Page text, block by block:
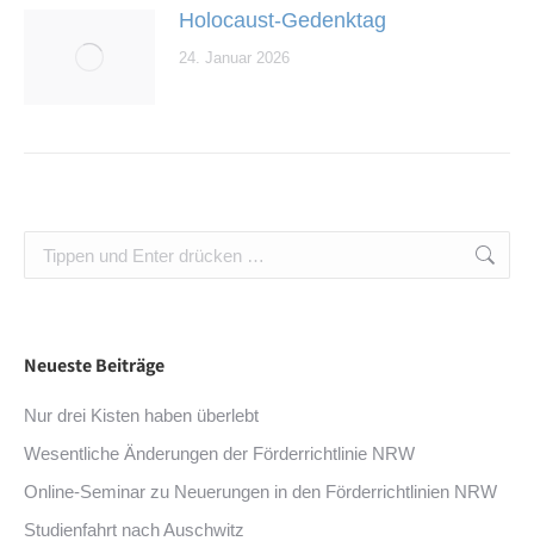
Holocaust-Gedenktag
24. Januar 2026
Search:
Neueste Beiträge
Nur drei Kisten haben überlebt
Wesentliche Änderungen der Förderrichtlinie NRW
Online-Seminar zu Neuerungen in den Förderrichtlinien NRW
Studienfahrt nach Auschwitz